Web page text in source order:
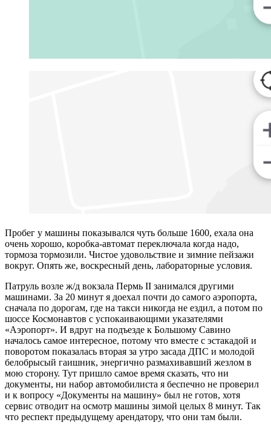
Пробег у машины показывался чуть больше 1600, ехала она
очень хорошо, коробка-автомат переключала когда надо,
тормоза тормозили. Чистое удовольствие и зимние пейзажи
вокруг. Опять же, воскресный день, лабораторные условия.
Патруль возле ж/д вокзала Пермь II занимался другими
машинами. За 20 минут я доехал почти до самого аэропорта,
сначала по дорогам, где на такси никогда не ездил, а потом по
шоссе Космонавтов с успокаивающими указателями
«Аэропорт». И вдруг на подъезде к Большому Савино
началось самое интересное, потому что вместе с эстакадой и
поворотом показалась вторая за утро засада ДПС и молодой
белобрысый гаишник, энергично размахивавший жезлом в
мою сторону. Тут пришло самое время сказать, что ни
документы, ни набор автомобилиста я беспечно не проверил
и к вопросу «Документы на машину» был не готов, хотя
сервис отводит на осмотр машины зимой целых 8 минут. Так
что респект предыдущему арендатору, что они там были.